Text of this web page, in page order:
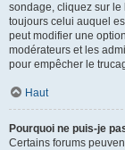
sondage, cliquez sur le
toujours celui auquel
peut modifier une
modérateurs et les
pour empêcher le
Haut
Pourquoi ne puis-je
Certains forums